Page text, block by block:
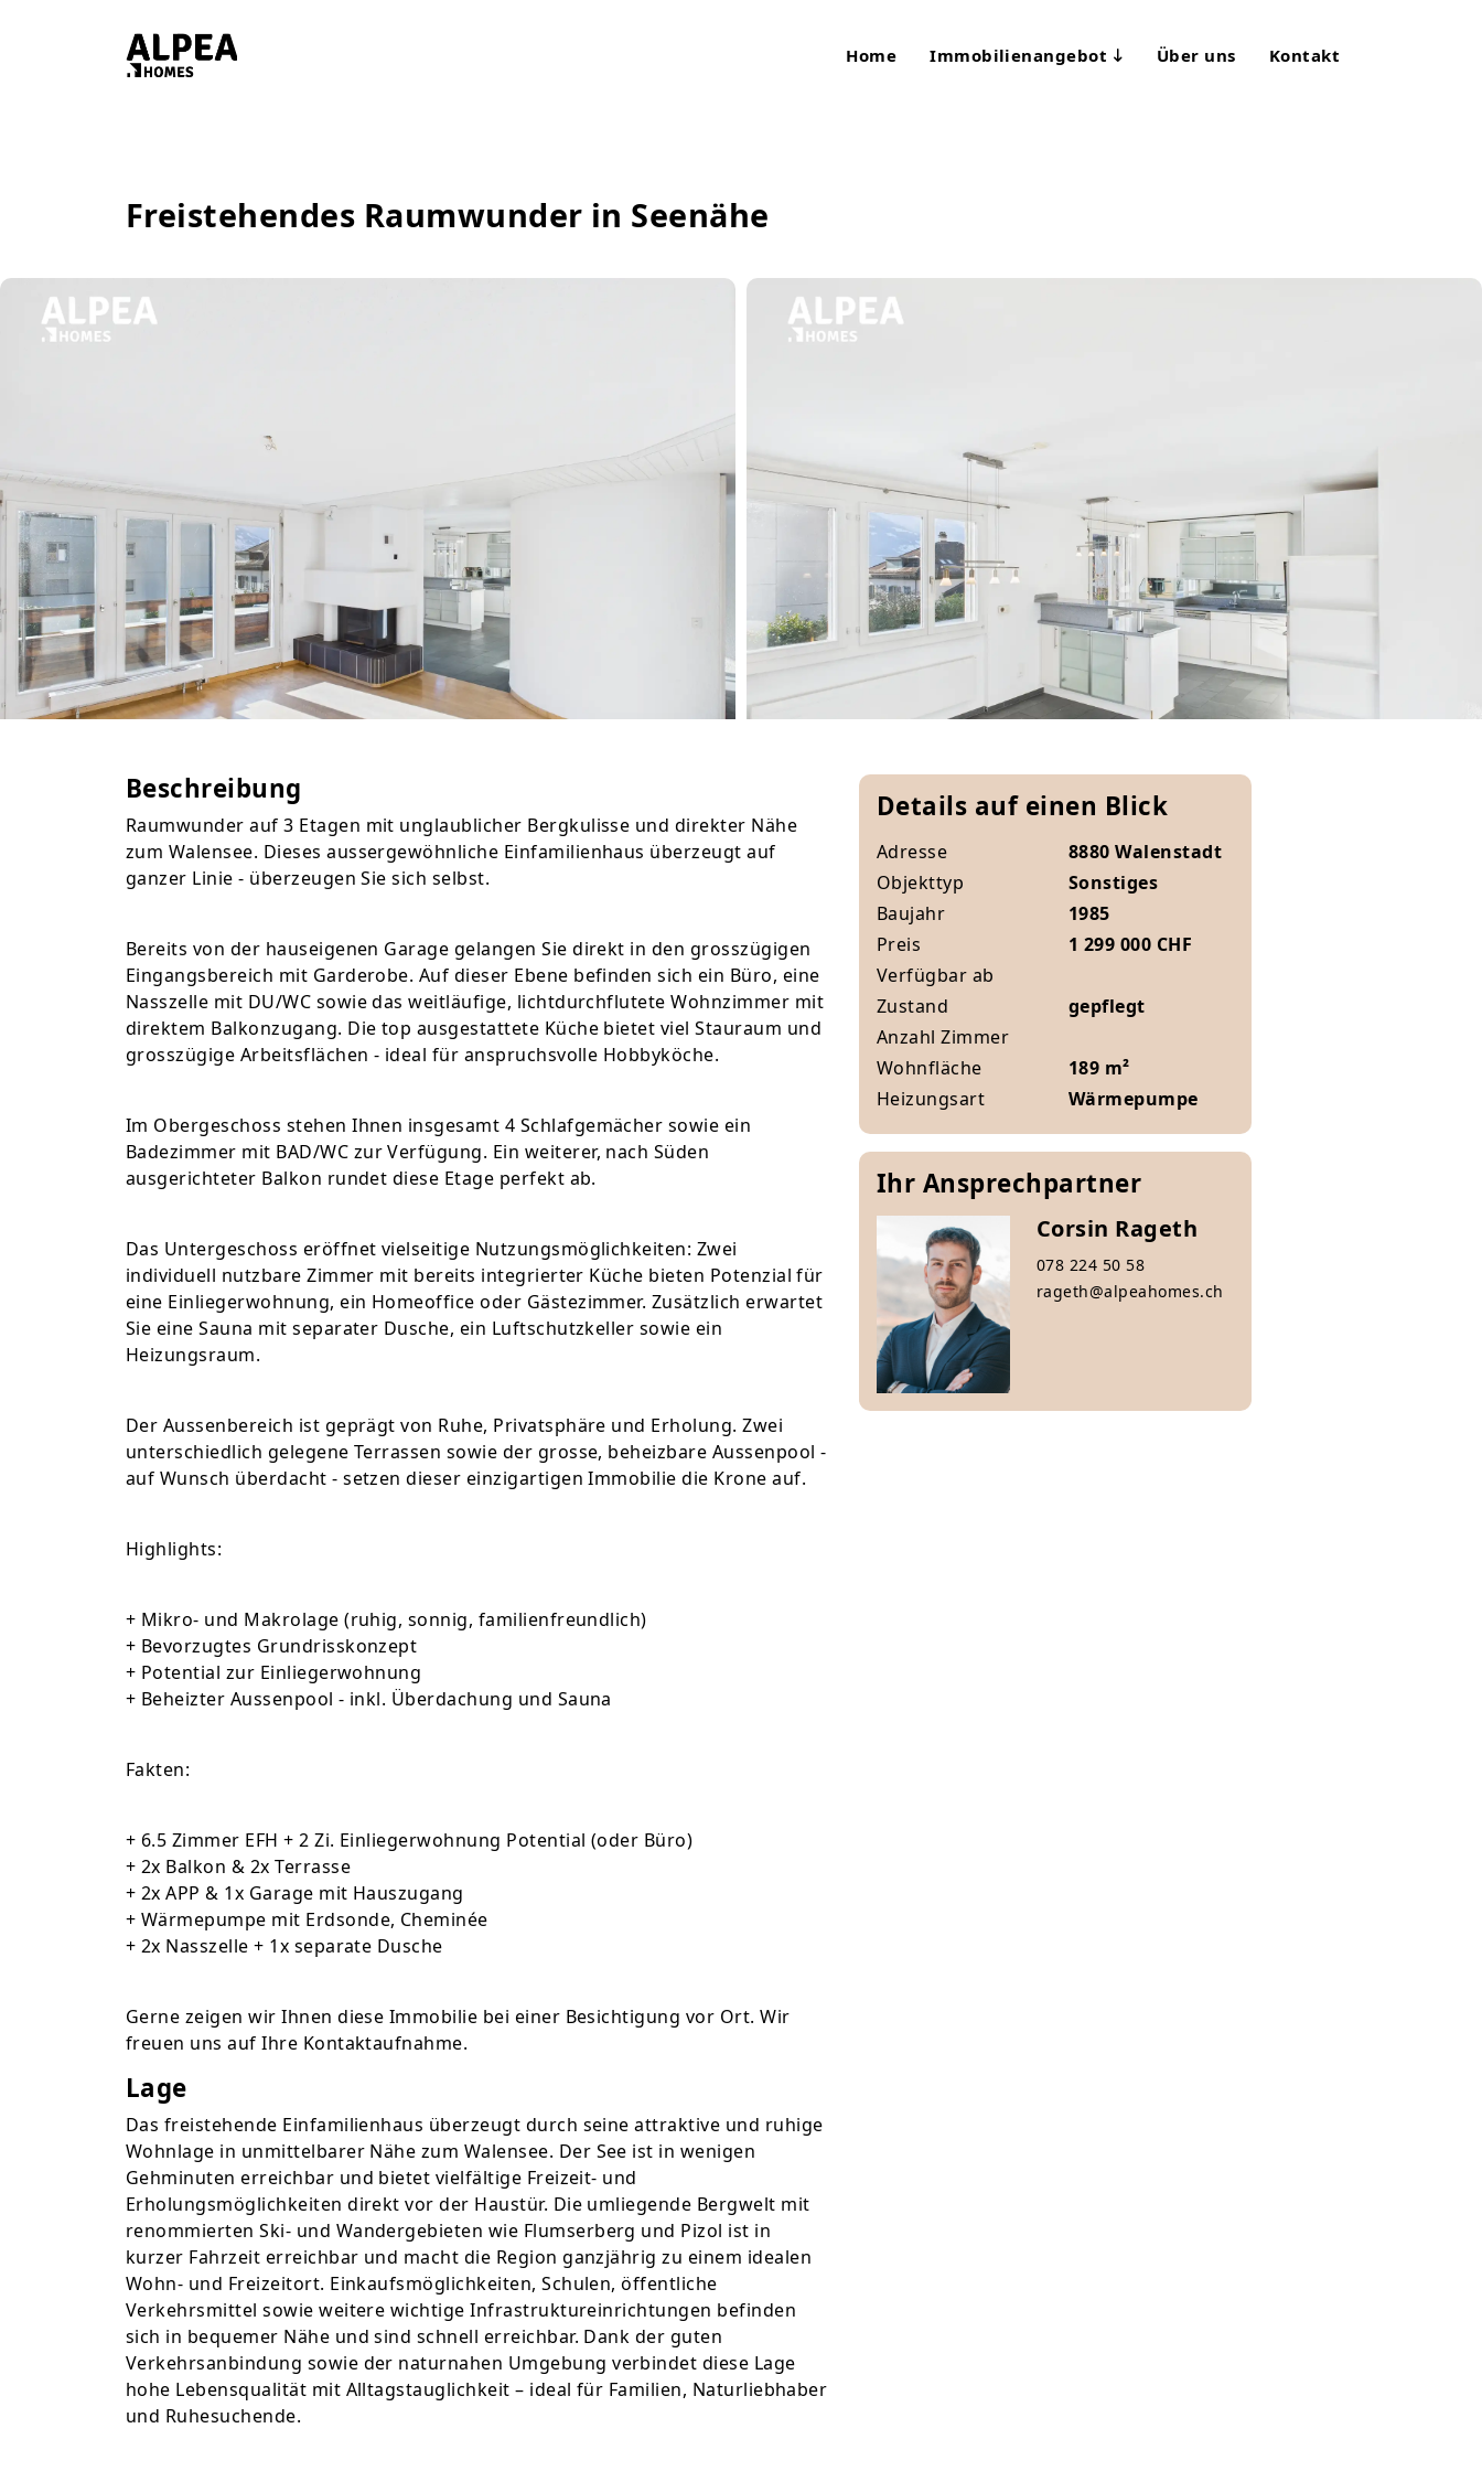
Home Immobilienangebot Über uns Kontakt
Freistehendes Raumwunder in Seenähe
Beschreibung
Raumwunder auf 3 Etagen mit unglaublicher Bergkulisse und direkter Nähe
zum Walensee. Dieses aussergewöhnliche Einfamilienhaus überzeugt auf
ganzer Linie - überzeugen Sie sich selbst.
Bereits von der hauseigenen Garage gelangen Sie direkt in den grosszügigen
Eingangsbereich mit Garderobe. Auf dieser Ebene befinden sich ein Büro, eine
Nasszelle mit DU/WC sowie das weitläufige, lichtdurchflutete Wohnzimmer mit
direktem Balkonzugang. Die top ausgestattete Küche bietet viel Stauraum und
grosszügige Arbeitsflächen - ideal für anspruchsvolle Hobbyköche.
Im Obergeschoss stehen Ihnen insgesamt 4 Schlafgemächer sowie ein
Badezimmer mit BAD/WC zur Verfügung. Ein weiterer, nach Süden
ausgerichteter Balkon rundet diese Etage perfekt ab.
Das Untergeschoss eröffnet vielseitige Nutzungsmöglichkeiten: Zwei
individuell nutzbare Zimmer mit bereits integrierter Küche bieten Potenzial für
eine Einliegerwohnung, ein Homeoffice oder Gästezimmer. Zusätzlich erwartet
Sie eine Sauna mit separater Dusche, ein Luftschutzkeller sowie ein
Heizungsraum.
Der Aussenbereich ist geprägt von Ruhe, Privatsphäre und Erholung. Zwei
unterschiedlich gelegene Terrassen sowie der grosse, beheizbare Aussenpool -
auf Wunsch überdacht - setzen dieser einzigartigen Immobilie die Krone auf.
Highlights:
+ Mikro- und Makrolage (ruhig, sonnig, familienfreundlich)
+ Bevorzugtes Grundrisskonzept
+ Potential zur Einliegerwohnung
+ Beheizter Aussenpool - inkl. Überdachung und Sauna
Fakten:
+ 6.5 Zimmer EFH + 2 Zi. Einliegerwohnung Potential (oder Büro)
+ 2x Balkon & 2x Terrasse
+ 2x APP & 1x Garage mit Hauszugang
+ Wärmepumpe mit Erdsonde, Cheminée
+ 2x Nasszelle + 1x separate Dusche
Gerne zeigen wir Ihnen diese Immobilie bei einer Besichtigung vor Ort. Wir
freuen uns auf Ihre Kontaktaufnahme.
Lage
Das freistehende Einfamilienhaus überzeugt durch seine attraktive und ruhige
Wohnlage in unmittelbarer Nähe zum Walensee. Der See ist in wenigen
Gehminuten erreichbar und bietet vielfältige Freizeit- und
Erholungsmöglichkeiten direkt vor der Haustür. Die umliegende Bergwelt mit
renommierten Ski- und Wandergebieten wie Flumserberg und Pizol ist in
kurzer Fahrzeit erreichbar und macht die Region ganzjährig zu einem idealen
Wohn- und Freizeitort. Einkaufsmöglichkeiten, Schulen, öffentliche
Verkehrsmittel sowie weitere wichtige Infrastruktureinrichtungen befinden
sich in bequemer Nähe und sind schnell erreichbar. Dank der guten
Verkehrsanbindung sowie der naturnahen Umgebung verbindet diese Lage
hohe Lebensqualität mit Alltagstauglichkeit – ideal für Familien, Naturliebhaber
und Ruhesuchende.
Details auf einen Blick
Adresse
8880 Walenstadt
Objekttyp
Sonstiges
Baujahr
1985
Preis
1 299 000 CHF
Verfügbar ab
Zustand
gepflegt
Anzahl Zimmer
Wohnfläche
189 m²
Heizungsart
Wärmepumpe
Ihr Ansprechpartner
Corsin Rageth
078 224 50 58
rageth@alpeahomes.ch